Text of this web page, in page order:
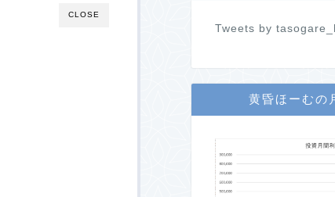
CLOSE
Tweets by
黄昏ほーむの